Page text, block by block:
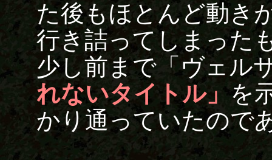
た後もほとんど動き
行き詰ってしまった
少し前まで「ヴェル
れないタイトル」を
かり通っていたので